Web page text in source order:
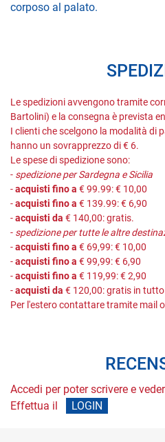
corposo al palato.
Le spedizioni avvengono tramite
Bartolini) e la consegna è prevista
I clienti che scelgono la modalità di
hanno un sovrapprezzo di € 6.
Le spese di spedizione sono:
- spedizione per Sardegna e Sicilia
-acquisti fino a € 99.99: € 10,00
-acquisti fino a € 139.99: € 6,90
-acquisti da € 140,00: gratis.
- spedizione per tutte le altre
-acquisti fino a € 69,99: € 10,00
-acquisti fino a € 99,99: € 6,90
-acquisti fino a € 119,99: € 2,90
-acquisti da € 120,00: gratis in
Per l'estero contattare tramite mail
Accedi per poter scrivere e
Effettua il
LOGIN